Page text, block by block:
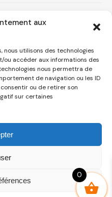
aux
nous utilisons des technologies
ou accéder aux informations des
nous permettra de
de navigation ou les ID
ou de retirer son
sur certaines
Distribution
de confidentialité
(UE)
0